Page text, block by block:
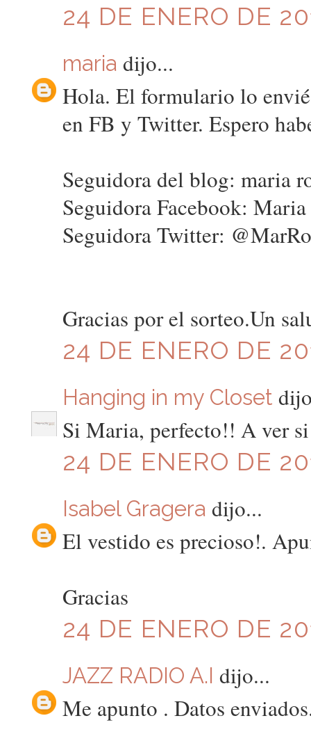
24 DE ENERO DE
maria dijo...
Hola. El formulario lo
en FB y Twitter. Espero
Seguidora del blog: maria
Seguidora Facebook:
Seguidora Twitter:
Gracias por el sorteo.Un
24 DE ENERO DE
Hanging in my Closet
Si Maria, perfecto!! A ver
24 DE ENERO DE
Isabel Gragera dijo...
El vestido es precioso!.
Gracias
24 DE ENERO DE
JAZZ RADIO A.I dijo...
Me apunto . Datos